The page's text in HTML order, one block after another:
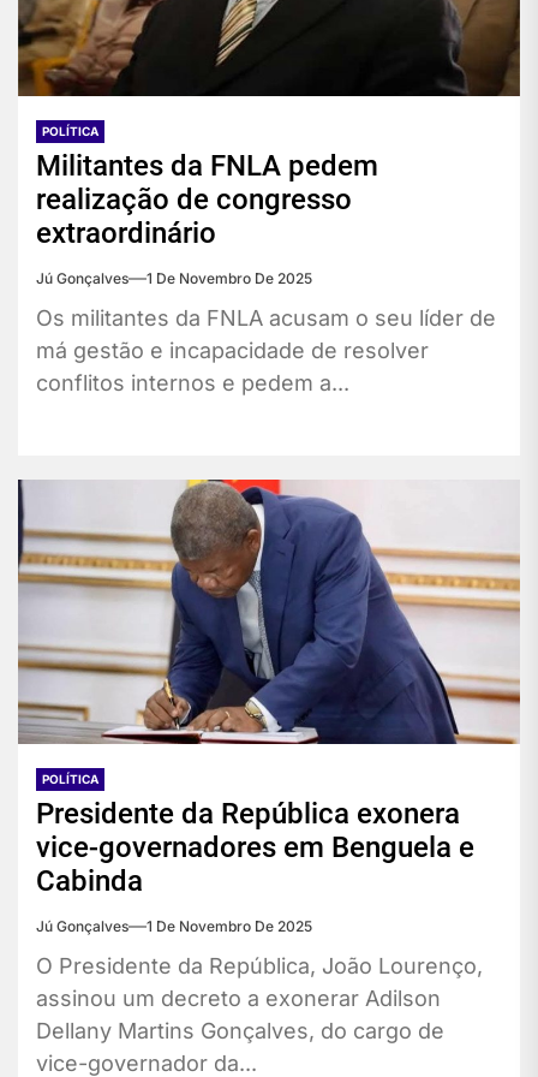
POLÍTICA
Militantes da FNLA pedem
realização de congresso
extraordinário
Jú Gonçalves 1 De Novembro De 2025
Os militantes da FNLA acusam o seu líder de
má gestão e incapacidade de resolver
conflitos internos e pedem a...
POLÍTICA
Presidente da República exonera
vice-governadores em Benguela e
Cabinda
Jú Gonçalves 1 De Novembro De 2025
O Presidente da República, João Lourenço,
assinou um decreto a exonerar Adilson
Dellany Martins Gonçalves, do cargo de
vice-governador da...